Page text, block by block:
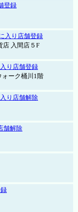
登録
入り店舗登録
入間店５F
り店舗登録
ーク桶川1階
り店舗解除
舗解除